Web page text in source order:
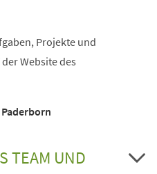
Projekte und
Website des
TEAM UND